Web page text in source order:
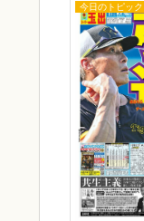
今日のトピック